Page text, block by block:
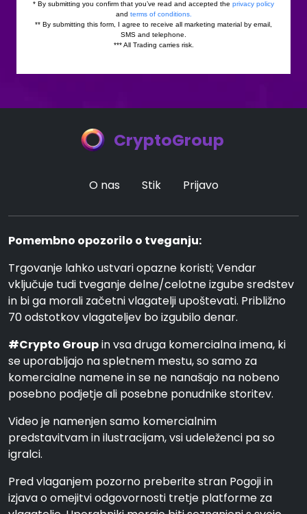
CryptoGroup
O nas Stik Prijavo
Pomembno opozorilo o tveganju:
Trgovanje lahko ustvari opazne koristi; Vendar
vključuje tudi tveganje delne/celotne izgube sredstev
in bi ga morali začetni vlagatelji upoštevati. Približno
70 odstotkov vlagateljev bo izgubilo denar.
#Crypto Groupin vsa druga komercialna imena, ki
se uporabljajo na spletnem mestu, so samo za
komercialne namene in se ne nanašajo na nobeno
posebno podjetje ali posebne ponudnike storitev.
Video je namenjen samo komercialnim
predstavitvam in ilustracijam, vsi udeleženci pa so
igralci.
Pred vlaganjem pozorno preberite stran Pogoji in
izjava o omejitvi odgovornosti tretje platforme za